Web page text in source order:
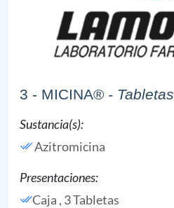
3 - MICINA® - Tabletas
Sustancia(s):
Azitromicina
Presentaciones:
Caja , 3 Tabletas